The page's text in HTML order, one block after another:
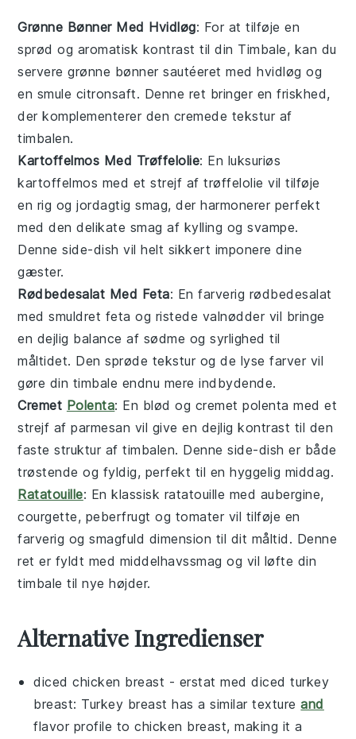
Grønne Bønner Med Hvidløg: For at tilføje en
sprød og aromatisk kontrast til din Timbale, kan du
serveregrønne bønner sautéeret medhvidløg og
en smule citronsaft. Denne ret bringer en friskhed,
der komplementerer den cremede tekstur af
timbalen.
Kartoffelmos Med Trøffelolie: En luksuriøs
kartoffelmos med et strejf aftrøffelolie vil tilføje
en rig og jordagtig smag, der harmonerer perfekt
med den delikate smag af kylling ogsvampe.
Denne side-dish vil helt sikkert imponere dine
gæster.
Rødbedesalat Med Feta: En farverig rødbedesalat
med smuldret feta og ristede valnødder vil bringe
en dejlig balance af sødme og syrlighed til
måltidet. Den sprøde tekstur og de lyse farver vil
gøre din timbale endnu mere indbydende.
Cremet Polenta: En blød og cremet polenta med et
strejf afparmesan vil give en dejlig kontrast til den
faste struktur aftimbalen. Denne side-dish er både
trøstende og fyldig, perfekt til en hyggelig middag.
Ratatouille: En klassisk ratatouille med aubergine,
courgette, peberfrugt og tomater vil tilføje en
farverig og smagfuld dimension til dit måltid. Denne
ret er fyldt med middelhavssmag og vil løfte din
timbale til nye højder.
Alternative Ingredienser
diced chicken breast - erstat meddiced turkey
breast: Turkey breast has a similar textureand
flavor profile to chicken breast, making it a